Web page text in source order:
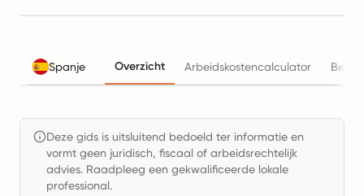
Spanje Overzicht Arbeidskostencalculator
Deze gids is uitsluitend bedoeld ter informatie en
vormt geen juridisch, fiscaal of arbeidsrechtelijk
advies. Raadpleeg een gekwalificeerde lokale
professional.